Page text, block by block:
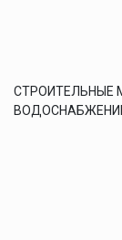
СТРОИТЕЛЬНЫЕ